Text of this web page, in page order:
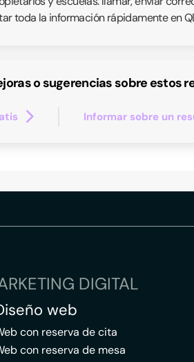
toda la información rápidamente en
o sugerencias sobre estos
Informar sobre un
DIGITAL
web
con reserva de cita
con reserva de mesa